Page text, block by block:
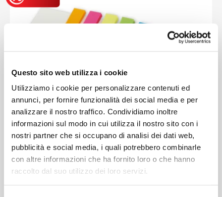
Questo sito web utilizza i cookie
Utilizziamo i cookie per personalizzare contenuti ed
annunci, per fornire funzionalità dei social media e per
analizzare il nostro traffico. Condividiamo inoltre
informazioni sul modo in cui utilizza il nostro sito con i
nostri partner che si occupano di analisi dei dati web,
pubblicità e social media, i quali potrebbero combinarle
con altre informazioni che ha fornito loro o che hanno
raccolto dal suo utilizzo dei loro servizi.
Gadget da scrivania